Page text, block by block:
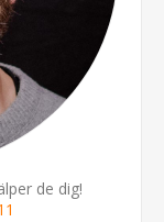
de dig!